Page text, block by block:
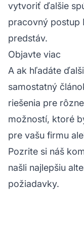
vytvoriť ďalšie
pracovný postup
predstáv.
Objavte viac
A ak hľadáte
samostatný
riešenia pre
možností, ktoré
pre vašu firmu
Pozrite si náš
našli najlepšiu
požiadavky.